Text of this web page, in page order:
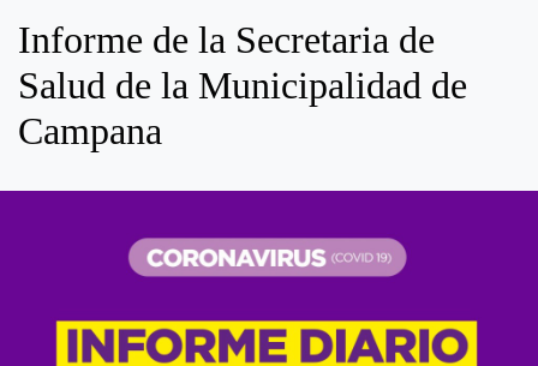
Informe de la Secretaria de
Salud de la Municipalidad de
Campana